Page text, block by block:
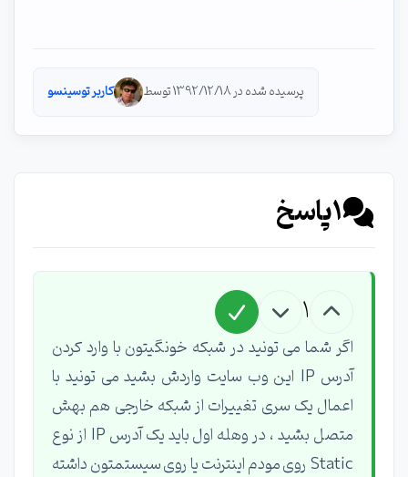
پرسیده شده در 1392/12/18 توسط کاربر توسینسو
1پاسخ
1
اگر شما می تونید در شبکه خونگیتون با وارد کردن
آدرس IP این وب سایت واردش بشید می تونید با
اعمال یک سری تغییرات از شبکه خارجی هم بهش
متصل بشید ، در وهله اول باید یک آدرس IP از نوع
Static روی مودم اینترنت یا روی سیستمتون داشته